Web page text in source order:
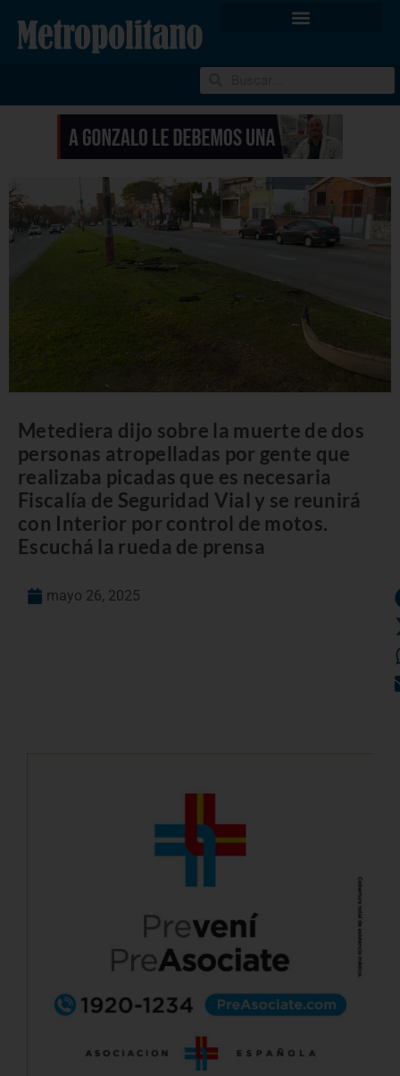
Metediera dijo sobre la muerte de dos
personas atropelladas por gente que
realizaba picadas que es necesaria
Fiscalía de Seguridad Vial y se reunirá
con Interior por control de motos.
Escuchá la rueda de prensa
mayo 26, 2025